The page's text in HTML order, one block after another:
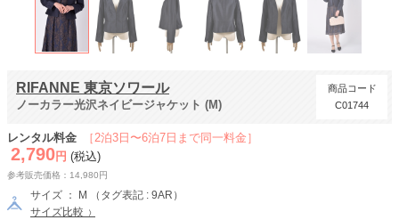
RIFANNE 東京ソワール
ノーカラー光沢ネイビージャケット (M)
商品コード
C01744
［2泊3日〜6泊7日まで同一料金］
レンタル料金
2,790 円 (税込)
参考販売価格：14,980円
サイズ ： M （タグ表記 : 9AR）
サイズ比較